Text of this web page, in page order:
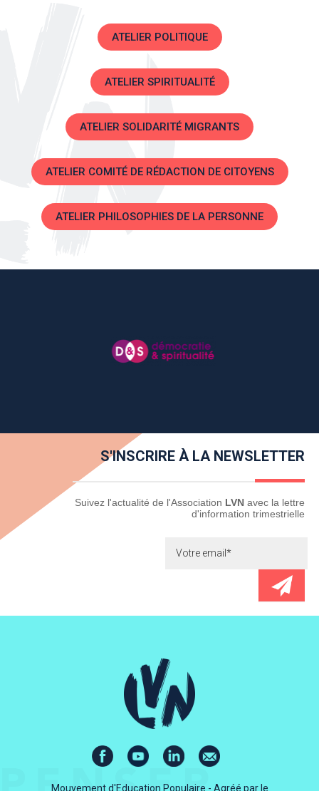
ATELIER POLITIQUE
ATELIER SPIRITUALITÉ
ATELIER SOLIDARITÉ MIGRANTS
ATELIER COMITÉ DE RÉDACTION DE CITOYENS
ATELIER PHILOSOPHIES DE LA PERSONNE
S'INSCRIRE À LA NEWSLETTER
Newsletter Suivez l'actualité de l'Association LVN avec la lettre
d'information trimestrielle
Mouvement d'Education Populaire - Agréé par le